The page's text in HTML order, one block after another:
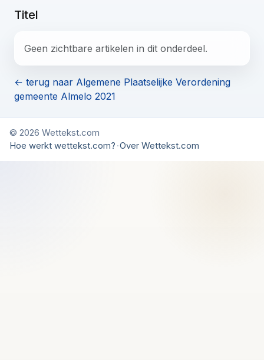
Titel
Geen zichtbare artikelen in dit onderdeel.
← terug naar Algemene Plaatselijke Verordening
gemeente Almelo 2021
© 2026 Wettekst.com
Hoe werkt wettekst.com? ·Over Wettekst.com